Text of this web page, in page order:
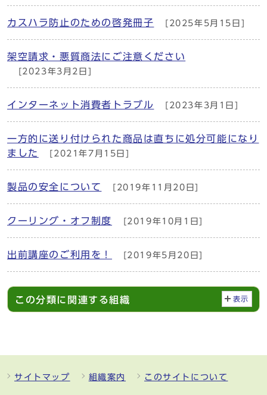
カスハラ防止のための啓発冊子 [2025年5月15日]
架空請求・悪質商法にご注意ください
[2023年3月2日]
インターネット消費者トラブル [2023年3月1日]
一方的に送り付けられた商品は直ちに処分可能になり
ました
[2021年7月15日]
製品の安全について [2019年11月20日]
クーリング・オフ制度 [2019年10月1日]
出前講座のご利用を！ [2019年5月20日]
この分類に関連する組織 表示
サイトマップ 組織案内 このサイトについて